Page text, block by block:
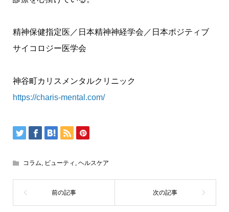
精神保健指定医／日本精神神経学会／日本ポジティブ
サイコロジー医学会
神谷町カリスメンタルクリニック
https://charis-mental.com/
コラム, ビューティ , ヘルスケア